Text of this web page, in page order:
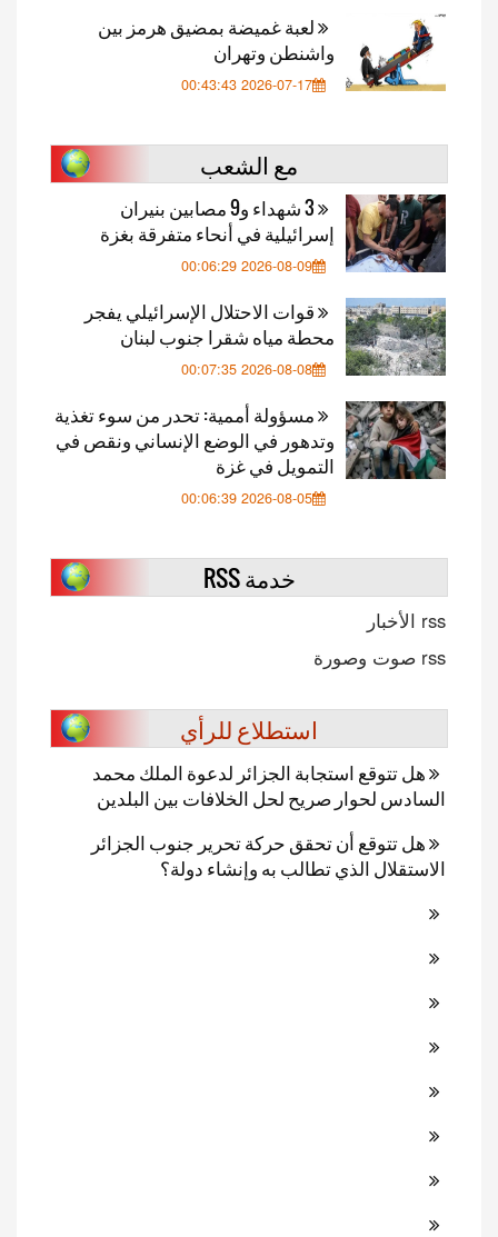
لعبة غميضة بمضيق هرمز بين
واشنطن وتهران
2026-07-17 00:43:43
مع الشعب
3 شهداء و9 مصابين بنيران
إسرائيلية في أنحاء متفرقة بغزة
2026-08-09 00:06:29
قوات الاحتلال الإسرائيلي يفجر
محطة مياه شقرا جنوب لبنان
2026-08-08 00:07:35
مسؤولة أممية: تحدر من سوء تغذية
وتدهور في الوضع الإنساني ونقص في
التمويل في غزة
2026-08-05 00:06:39
خدمة RSS
rss الأخبار
rss صوت وصورة
استطلاع للرأي
هل تتوقع استجابة الجزائر لدعوة الملك محمد
السادس لحوار صريح لحل الخلافات بين البلدين
هل تتوقع أن تحقق حركة تحرير جنوب الجزائر
الاستقلال الذي تطالب به وإنشاء دولة؟